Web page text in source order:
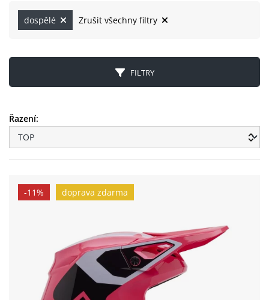
dospělé Zrušit všechny filtry
FILTRY
Řazení:
-11% doprava zdarma